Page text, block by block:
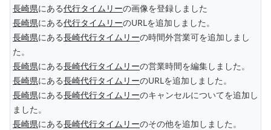
長崎県にある代行タイムリーの画像を登録しました
長崎県にある代行タイムリーのURLを追加しました。
長崎県にある長崎代行タイムリーの時間外営業可を追加しまし
た。
長崎県にある長崎代行タイムリーの営業時間を編集しました。
長崎県にある長崎代行タイムリーのURLを追加しました。
長崎県にある長崎代行タイムリーのキャンセルについてを追加し
ました。
長崎県にある長崎代行タイムリーのその他を追加しました。